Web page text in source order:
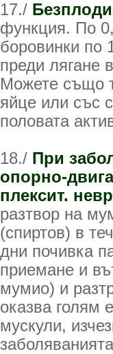
17./
функция. По
боровинки по
преди лягане
Можете също
яйце или със
половата
18./ При
опорно-
плексит.
разтвор на
(спиртов) в
дни почивка
приемане и
мумио) и
оказва голям
мускули,